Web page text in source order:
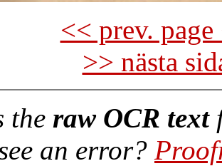
<< prev.
>> nästa
the raw OCR text
an error?